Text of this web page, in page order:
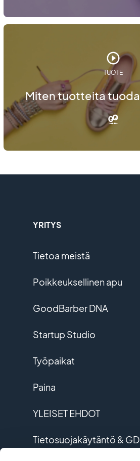
TUOTE
Miten tuotteita
YRITYS
Tietoa meistä
Poikkeuksellinen apu
GoodBarber DNA
Startup Studio
Työpaikat
Paina
YLEISET EHDOT
Tietosuojakäytäntö &